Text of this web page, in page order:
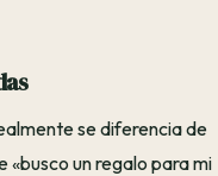
se diferencia de
«busco un regalo para mi